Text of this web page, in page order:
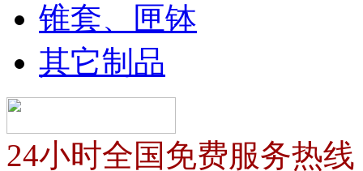
锥套、匣钵
其它制品
24小时全国免费服务热线